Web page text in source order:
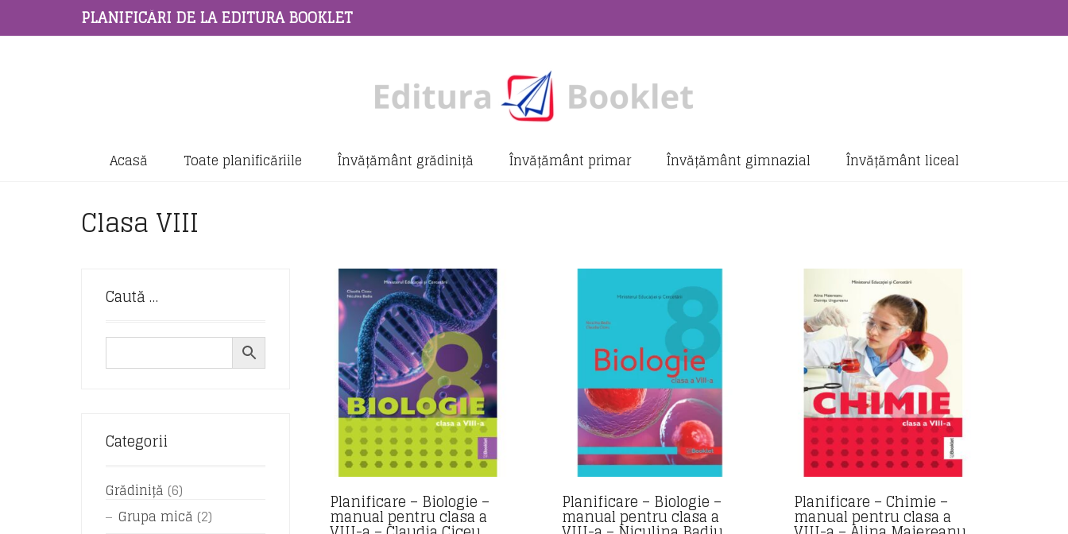
PLANIFICĂRI DE LA EDITURA BOOKLET
Acasă Toate planificăriile Învățământ grădiniță Învățământ primar Învățământ gimnazial Învățământ liceal
Clasa VIII
Planificare – Biologie –
manual pentru clasa a
Planificare – Biologie –
manual pentru clasa a
Planificare – Chimie –
manual pentru clasa a
Caută …
Categorii
Grădiniță (6)
Grupa mică (2)